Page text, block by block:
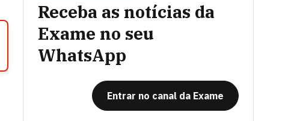
Receba as notícias da
Exame no seu
WhatsApp
Entrar no canal da Exame